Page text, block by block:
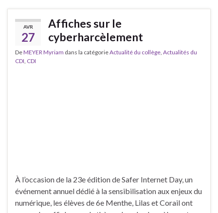
AVR
27
Affiches sur le
cyberharcèlement
DeMEYER Myriam dans la catégorieActualité du collège, Actualités du
CDI, CDI
À l’occasion de la 23e édition de Safer Internet Day, un
événement annuel dédié à la sensibilisation aux enjeux du
numérique, les élèves de 6e Menthe, Lilas et Corail ont